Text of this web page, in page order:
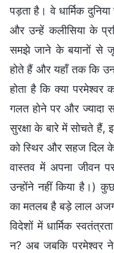
पड़ता है। वे धार्मिक
और उन्हें कलीसिया के
समझे जाने के बयानों से
होते हैं और यहाँ तक कि
होता है कि क्या परमेश्वर
गलत होने पर और ज्यादा
सुरक्षा के बारे में सोचते हैं,
को स्थिर और सहज दिल के
वास्तव में अपना जीवन
उन्होंने नहीं किया है।)
का मतलब है बड़े लाल
विदेशों में धार्मिक
न? अब जबकि परमेश्वर ने